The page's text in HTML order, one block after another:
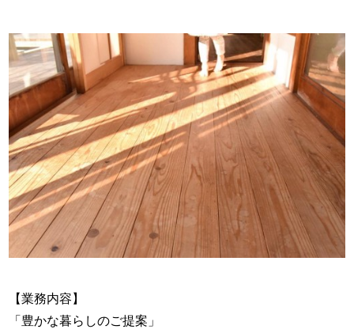
【業務内容】
「豊かな暮らしのご提案」